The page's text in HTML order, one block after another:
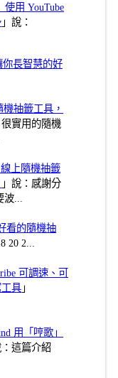
使用 YouTube
」說：
你長智慧的好
機抽籤工具，
很實用的隨機
上隨機抽籤
」說：感謝分
...
看的隨機抽
20 2...
可調速、可
具 」
用「哼歌」
：這篇介紹